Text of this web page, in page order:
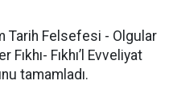
Tarih Felsefesi - Olgular
Fıkhı’l Evveliyat
tamamladı.